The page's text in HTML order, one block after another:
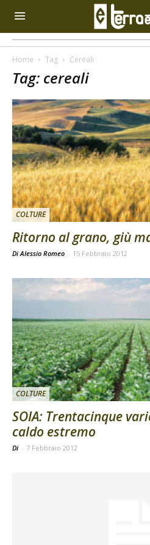
Home Tag Cereali
Tag: cereali
COLTURE
Ritorno al grano, giù
Di Alessio Romeo - 15 Febbraio 2012
COLTURE
SOIA: Trentacinque
caldo estremo
Di - 7 Febbraio 2012